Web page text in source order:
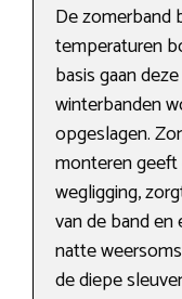
De zomerband
temperaturen
basis gaan
winterbanden
opgeslagen.
monteren
wegligging,
van de band
natte
de diepe